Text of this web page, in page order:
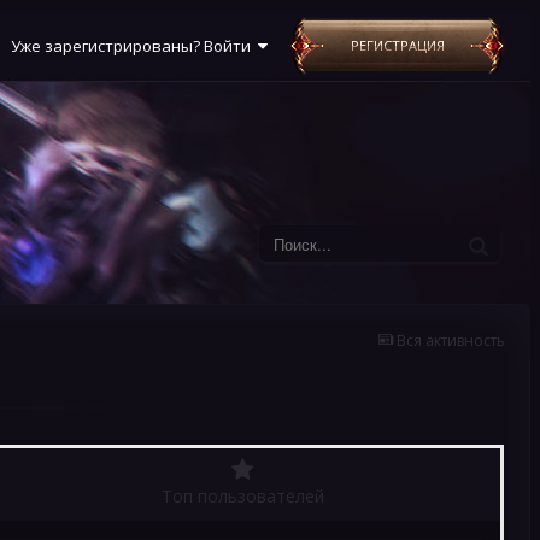
Уже зарегистрированы? Войти РЕГИСТРАЦИЯ
Вся активность
Топ пользователей